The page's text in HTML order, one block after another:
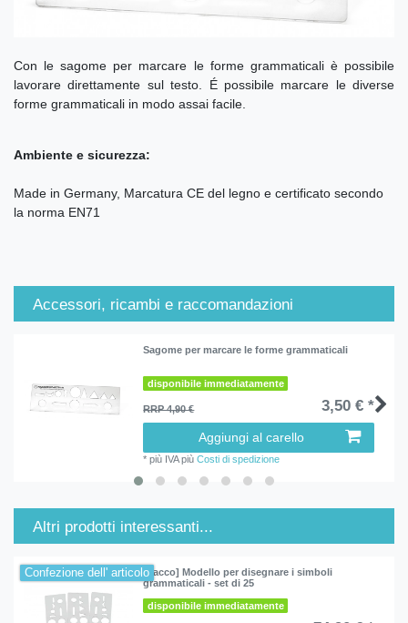
Con le sagome per marcare le forme grammaticali è possibile
lavorare direttamente sul testo. É possibile marcare le diverse
forme grammaticali in modo assai facile.
Ambiente e sicurezza:
Made in Germany, Marcatura CE del legno e certificato secondo
la norma EN71
Accessori, ricambi e raccomandazioni
Sagome per marcare le forme grammaticali
disponibile immediatamente
RRP 4,90 € 3,50 € *
Aggiungi al carello
*più IVApiùCosti di spedizione
Altri prodotti interessanti...
Confezione dell' articolo[Pacco] Modello per disegnare i simboli
grammaticali - set di 25
disponibile immediatamente